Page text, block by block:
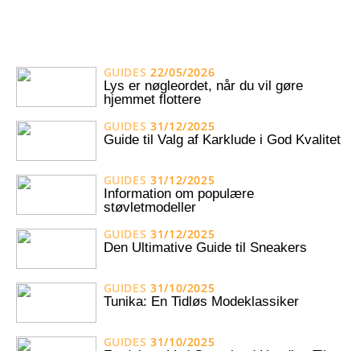
GUIDES 22/05/2026
Lys er nøgleordet, når du vil gøre
hjemmet flottere
GUIDES 31/12/2025
Guide til Valg af Karklude i God Kvalitet
GUIDES 31/12/2025
Information om populære
støvletmodeller
GUIDES 31/12/2025
Den Ultimative Guide til Sneakers
GUIDES 31/10/2025
Tunika: En Tidløs Modeklassiker
GUIDES 31/10/2025